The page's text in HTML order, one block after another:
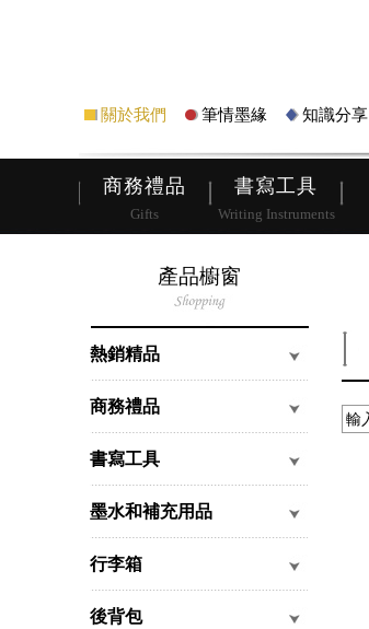
關於我們 筆情墨緣 知識分享
商務禮品
Gifts
書寫工具
Writing Instruments
產品櫥窗
熱銷精品
商務禮品
書寫工具
墨水和補充用品
行李箱
後背包